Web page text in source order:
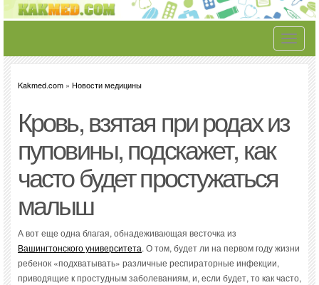
Toggle
Kakmed.com » Новости медицины
Кровь, взятая при родах из
пуповины, подскажет, как
часто будет простужаться
малыш
А вот еще одна благая, обнадеживающая весточка из
Вашингтонского университета. О том, будет ли на первом году жизни
ребенок «подхватывать» различные респираторные инфекции,
приводящие к простудным заболеваниям, и, если будет, то как часто,